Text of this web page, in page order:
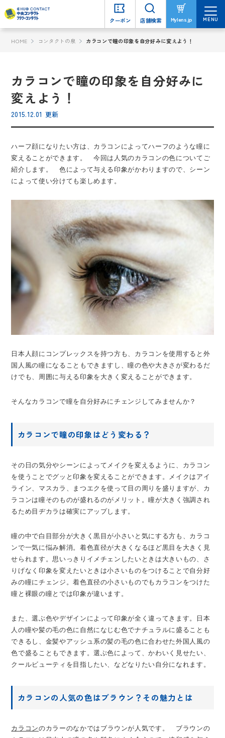
クーポン 店舗検索 Mylens.jp MENU
HOME コンタクトの泉 カラコンで瞳の印象を自分好みに変えよう！
カラコンで瞳の印象を自分好みに
変えよう！
2015.12.01 更新
ハーフ顔になりたい方は、カラコンによってハーフのような瞳に
変えることができます。 今回は人気のカラコンの色についてご
紹介します。 色によって与える印象がかわりますので、シーン
によって使い分けても楽しめます。
日本人顔にコンプレックスを持つ方も、カラコンを使用すると外
国人風の瞳になることもできますし、瞳の色や大きさが変わるだ
けでも、周囲に与える印象を大きく変えることができます。
そんなカラコンで瞳を自分好みにチェンジしてみませんか？
カラコンで瞳の印象はどう変わる？
その日の気分やシーンによってメイクを変えるように、カラコン
を使うことでグッと印象を変えることができます。メイクはアイ
ライン、マスカラ、まつエクを使って目の周りを盛りますが、カ
ラコンは瞳そのものが盛れるのがメリット。瞳が大きく強調され
るため目ヂカラは確実にアップします。
瞳の中で白目部分が大きく黒目が小さいと気にする方も、カラコ
ンで一気に悩み解消。着色直径が大きくなるほど黒目を大きく見
せられます。思いっきりイメチェンしたいときは大きいもの、さ
りげなく印象を変えたいときは小さいものをつけることで自分好
みの瞳にチェンジ。着色直径の小さいものでもカラコンをつけた
瞳と裸眼の瞳とでは印象が違います。
また、選ぶ色やデザインによって印象が全く違ってきます。日本
人の瞳や髪の毛の色に自然になじむ色でナチュラルに盛ることも
できるし、金髪やアッシュ系の髪の毛の色に合わせた外国人風の
色で盛ることもできます。選ぶ色によって、かわいく見せたい、
クールビューティを目指したい、などなりたい自分になれます。
カラコンの人気の色はブラウン？その魅力とは
カラコンのカラーのなかではブラウンが人気です。 ブラウンの
クーポン 店舗検索 Mylens.jp MENU